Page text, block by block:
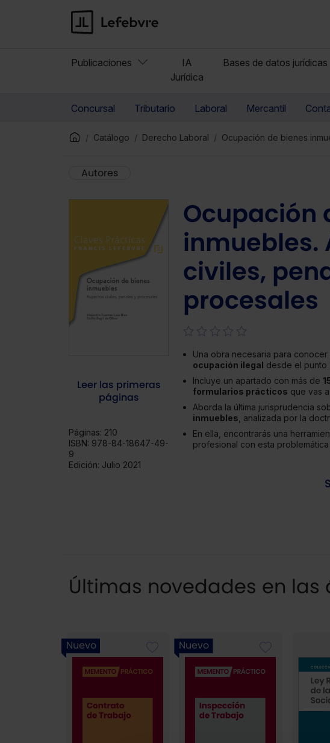
Publicaciones
IA
Jurídica
Bases de datos jurídicas
Concursal Tributario Laboral Mercantil
Catálogo Derecho Laboral Ocupación de bienes
Autores
Leer las primeras
páginas
Páginas: 210
ISBN: 978-84-18647-49-
9
Edición: Julio 2021
Ocupación
inmuebles.
civiles,
procesales
Una obra necesaria para
ocupación ilegal desde el punto
Incluye un apartado con más de
formularios prácticos que vas
Aborda la última jurisprudencia
inmuebles , analizada por la
En ella, encontrarás una
profesional con esta problemática
Últimas novedades en las
Nuevo Nuevo